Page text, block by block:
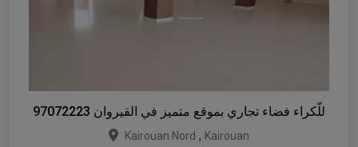
للّكراء فضاء تجاري بموقع متميز في القيروان 97072223
Kairouan Nord , Kairouan